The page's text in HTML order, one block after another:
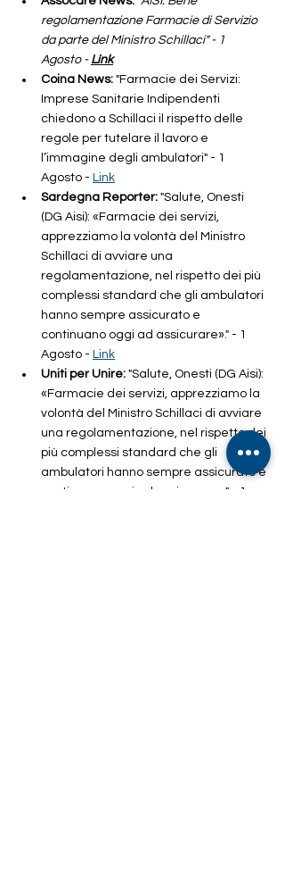
regolamentazione Farmacie di Servizio
da parte del Ministro Schillaci" - 1
Agosto - Link
Coina News: "Farmacie dei Servizi:
Imprese Sanitarie Indipendenti
chiedono a Schillaci il rispetto delle
regole per tutelare il lavoro e
l’immagine degli ambulatori" - 1
Agosto - Link
Sardegna Reporter: "Salute, Onesti
(DG Aisi): «Farmacie dei servizi,
apprezziamo la volontà del Ministro
Schillaci di avviare una
regolamentazione, nel rispetto dei più
complessi standard che gli ambulatori
hanno sempre assicurato e
continuano oggi ad assicurare»." - 1
Agosto - Link
Uniti per Unire: "Salute, Onesti (DG Aisi):
«Farmacie dei servizi, apprezziamo la
volontà del Ministro Schillaci di avviare
una regolamentazione, nel rispetto dei
più complessi standard che gli
ambulatori hanno sempre assicurato e
continuano oggi ad assicurare»." - 1